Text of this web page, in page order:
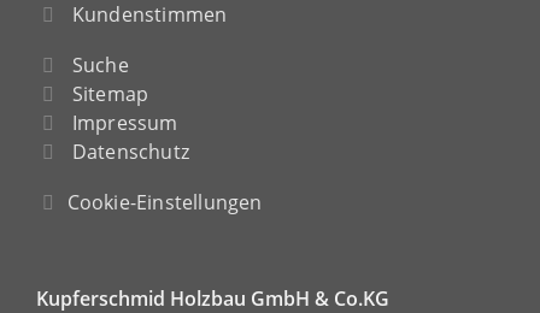
Kundenstimmen
Suche
Sitemap
Impressum
Datenschutz
Cookie-Einstellungen
Kupferschmid Holzbau GmbH & Co.KG